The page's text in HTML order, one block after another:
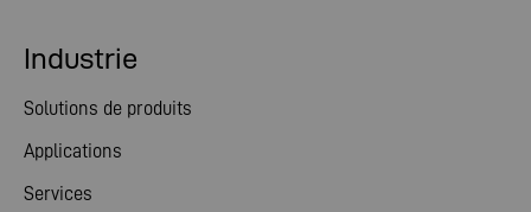
Industrie
Solutions de produits
Applications
Services